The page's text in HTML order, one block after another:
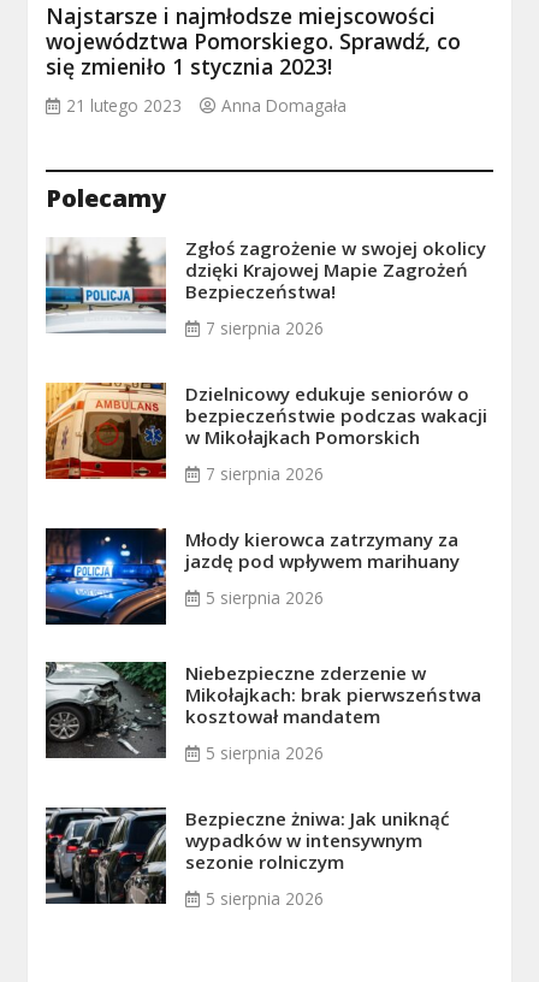
Najstarsze i najmłodsze miejscowości
województwa Pomorskiego. Sprawdź, co
się zmieniło 1 stycznia 2023!
21 lutego 2023 Anna Domagała
Polecamy
Zgłoś zagrożenie w swojej okolicy
dzięki Krajowej Mapie Zagrożeń
Bezpieczeństwa!
7 sierpnia 2026
Dzielnicowy edukuje seniorów o
bezpieczeństwie podczas wakacji
w Mikołajkach Pomorskich
7 sierpnia 2026
Młody kierowca zatrzymany za
jazdę pod wpływem marihuany
5 sierpnia 2026
Niebezpieczne zderzenie w
Mikołajkach: brak pierwszeństwa
kosztował mandatem
5 sierpnia 2026
Bezpieczne żniwa: Jak uniknąć
wypadków w intensywnym
sezonie rolniczym
5 sierpnia 2026